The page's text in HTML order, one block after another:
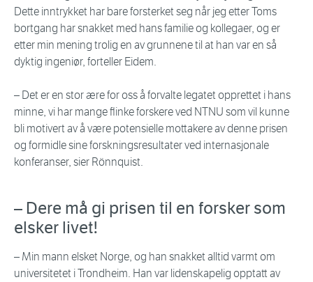
Dette inntrykket har bare forsterket seg når jeg etter Toms
bortgang har snakket med hans familie og kollegaer, og er
etter min mening trolig en av grunnene til at han var en så
dyktig ingeniør, forteller Eidem.
– Det er en stor ære for oss å forvalte legatet opprettet i hans
minne, vi har mange flinke forskere ved NTNU som vil kunne
bli motivert av å være potensielle mottakere av denne prisen
og formidle sine forskningsresultater ved internasjonale
konferanser, sier Rönnquist.
– Dere må gi prisen til en forsker som
elsker livet!
– Min mann elsket Norge, og han snakket alltid varmt om
universitetet i Trondheim. Han var lidenskapelig opptatt av